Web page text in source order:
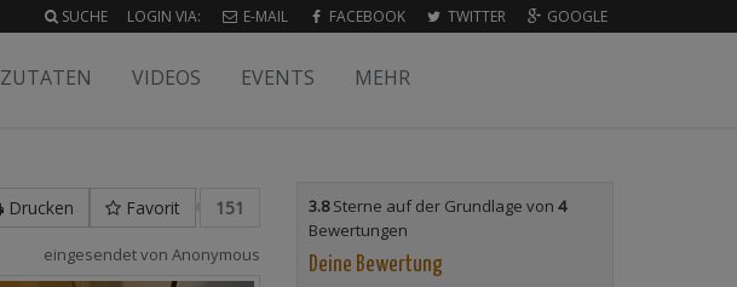
SUCHE LOGIN VIA: E-MAIL FACEBOOK TWITTER GOOGLE
ZUTATEN VIDEOS EVENTS MEHR
Drucken Favorit 151
eingesendet von Anonymous
3.8Sterne auf der Grundlage von 4
Bewertungen
Deine Bewertung